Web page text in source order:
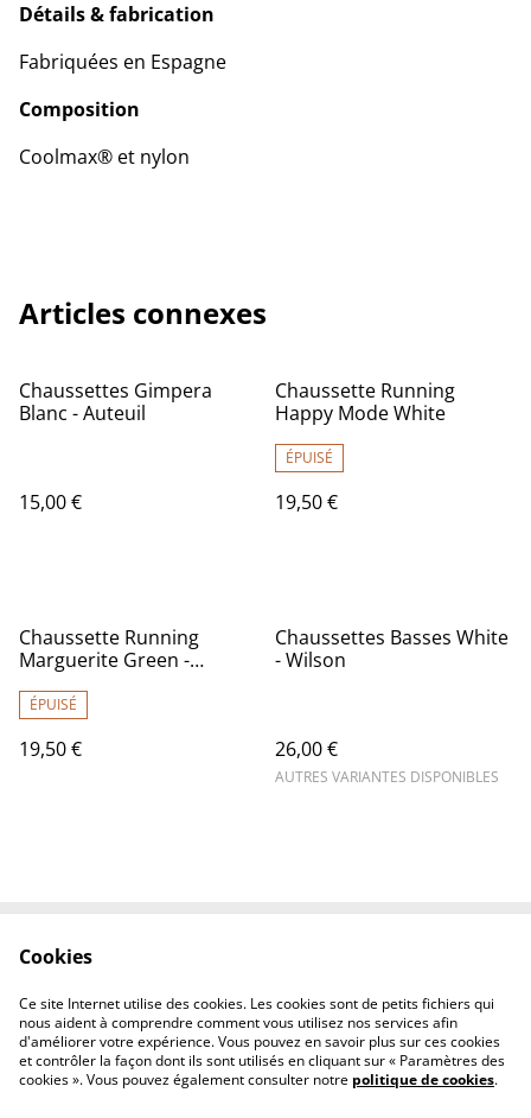
Détails & fabrication
Fabriquées en Espagne
Composition
Coolmax® et nylon
Articles connexes
Chaussettes Gimpera
Blanc - Auteuil
15,00 €
Chaussette Running
Happy Mode White
ÉPUISÉ
19,50 €
Chaussette Running
Marguerite Green -
ÉPUISÉ
19,50 €
Chaussettes Basses White
- Wilson
26,00 €
AUTRES VARIANTES DISPONIBLES
Politique de
confidentialité
Politique de cookies
Cookies
Ce site Internet utilise des cookies. Les cookies sont de petits fichiers qui
nous aident à comprendre comment vous utilisez nos services afin
d'améliorer votre expérience. Vous pouvez en savoir plus sur ces cookies
et contrôler la façon dont ils sont utilisés en cliquant sur « Paramètres des
cookies ». Vous pouvez également consulter notre politique de cookies.